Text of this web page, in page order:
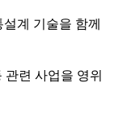
계 기술을 함께
관련 사업을 영위